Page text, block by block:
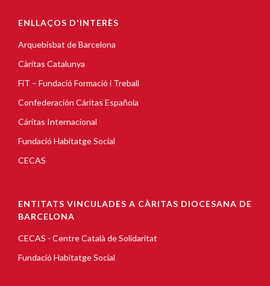
ENLLAÇOS D'INTERÈS
Arquebisbat de Barcelona
Càritas Catalunya
FiT – Fundació Formació i Treball
Confederación Cáritas Española
Cáritas Internacional
Fundació Habitatge Social
CECAS
ENTITATS VINCULADES A CÀRITAS DIOCESANA DE
BARCELONA
CECAS - Centre Català de Solidaritat
Fundació Habitatge Social